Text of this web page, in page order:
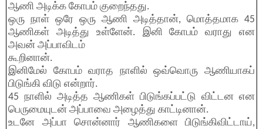
ஆணி அடிக்க கோபம் குறைந்தது.
ஒரு நாள் ஒரே ஒரு ஆணி அடித்தான், மொத்தமாக 45
ஆணிகள் அடித்து உள்ளேன். இனி கோபம் வராது என
அவன் அப்பாவிடம்
கூறினான்.
இனிமேல் கோபம் வராத நாளில் ஒவ்வொரு ஆணியாகப்
பிடுங்கி விடு என்றார்.
45 நாளில் அடித்த ஆணிகள் பிடுங்கப்பட்டு விட்டன என
பெருமையுடன் அப்பாவை அழைத்து காட்டினான்.
உடனே அப்பா சொன்னார் ஆணிகளை பிடுங்கிவிட்டாய்,